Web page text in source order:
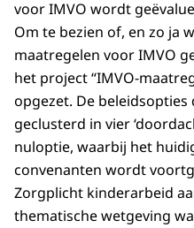
voor IMVO wordt
Om te bezien of, en zo ja
maatregelen voor IMVO
het project “IMVO-
opgezet. De beleidsopties
geclusterd in vier
nuloptie, waarbij het
convenanten wordt
Zorgplicht kinderarbeid
thematische wetgeving